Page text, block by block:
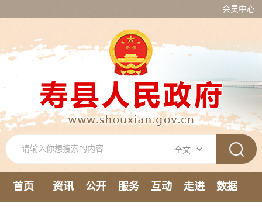
会员中心
首页 资讯 公开 服务 互动 走进
数据